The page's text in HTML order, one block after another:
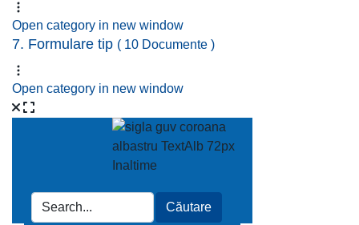
Open category in new window
7. Formulare tip ( 10 Documente )
Open category in new window